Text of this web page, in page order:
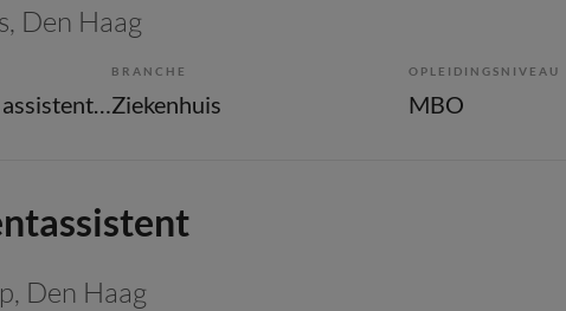
, Den Haag
BRANCHE
Ziekenhuis
OPLEIDINGSNIVEAU
MBO
, Den Haag